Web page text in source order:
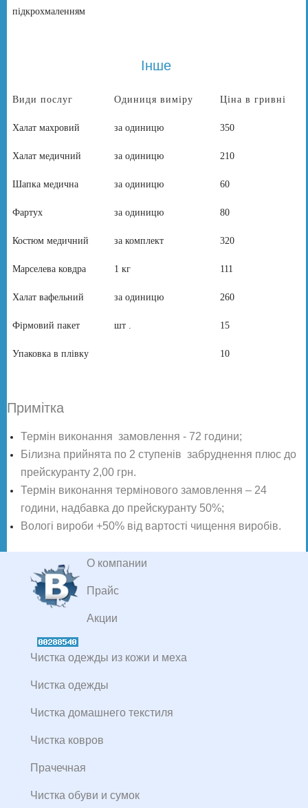
підкрохмаленням
Інше
Види послуг Одиниця виміру Ціна в гривні
Халат махровий за одиницю 350
Халат медичний за одиницю 210
Шапка медична за одиницю 60
Фартух за одиницю 80
Костюм медичний за комплект 320
Марселева ковдра 1 кг 111
Халат вафельний за одиницю 260
Фірмовий пакет шт . 15
Упаковка в плівку 10
Примітка
Термін виконання замовлення - 72 години;
Білизна прийнята по 2 ступенів забруднення плюс до
прейскуранту 2,00 грн.
Термін виконання термінового замовлення – 24
години, надбавка до прейскуранту 50%;
Вологі вироби +50% від вартості чищення виробів.
О компании
Прайс
Акции
Чистка одежды из кожи и меха
Чистка одежды
Чистка домашнего текстиля
Чистка ковров
Прачечная
Чистка обуви и сумок